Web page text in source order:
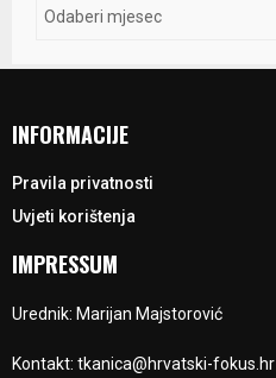
INFORMACIJE
Pravila privatnosti
Uvjeti korištenja
IMPRESSUM
Urednik: Marijan Majstorović
Kontakt: tkanica@hrvatski-fokus.hr